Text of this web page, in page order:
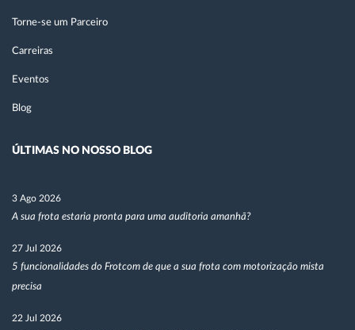
Torne-se um Parceiro
Carreiras
Eventos
Blog
ÚLTIMAS NO NOSSO BLOG
3 Ago 2026
A sua frota estaria pronta para uma auditoria amanhã?
27 Jul 2026
5 funcionalidades do Frotcom de que a sua frota com motorização mista
precisa
22 Jul 2026